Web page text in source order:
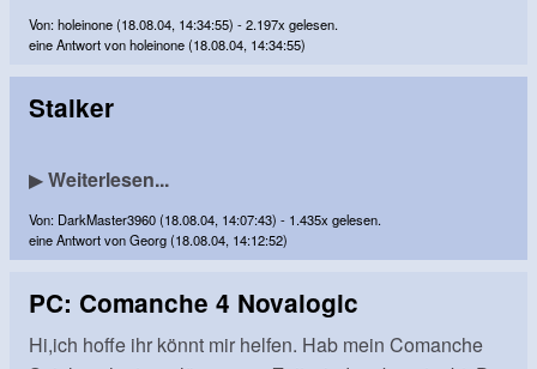
Von: holeinone (18.08.04, 14:34:55) - 2.197x gelesen.
eine Antwort von holeinone (18.08.04, 14:34:55)
Stalker
▶Weiterlesen...
Von: DarkMaster3960 (18.08.04, 14:07:43) - 1.435x gelesen.
eine Antwort von Georg (18.08.04, 14:12:52)
PC: Comanche 4 Novalogic
Hi,ich hoffe ihr könnt mir helfen. Hab mein Comanche